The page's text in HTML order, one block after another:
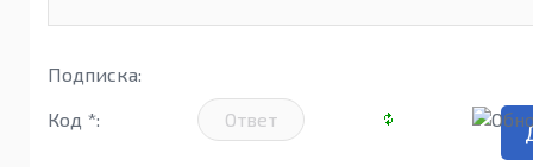
Подписка:
Код *: